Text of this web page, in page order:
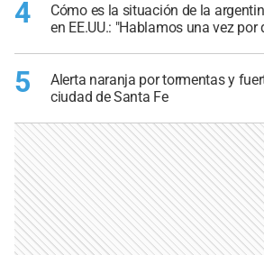
4
Cómo es la situación de la
en EE.UU.: "Hablamos una vez por
5
Alerta naranja por tormentas y
ciudad de Santa Fe